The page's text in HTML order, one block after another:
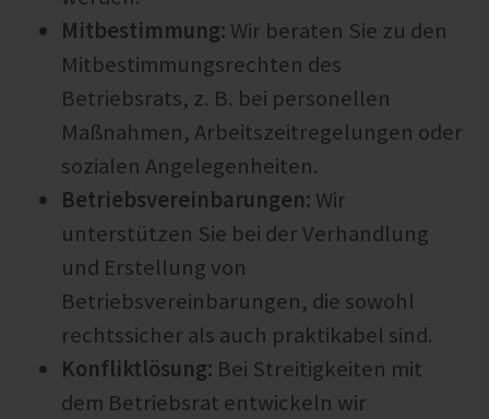
Mitbestimmung: Wir beraten Sie zu den
Mitbestimmungsrechten des
Betriebsrats, z. B. bei personellen
Maßnahmen, Arbeitszeitregelungen oder
sozialen Angelegenheiten.
Betriebsvereinbarungen: Wir
unterstützen Sie bei der Verhandlung
und Erstellung von
Betriebsvereinbarungen, die sowohl
rechtssicher als auch praktikabel sind.
Konfliktlösung: Bei Streitigkeiten mit
dem Betriebsrat entwickeln wir